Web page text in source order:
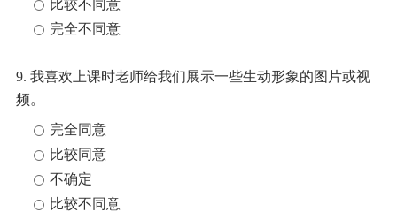
比较不同意
完全不同意
9. 我喜欢上课时老师给我们展示一些生动形象的图片或视
频。
完全同意
比较同意
不确定
比较不同意